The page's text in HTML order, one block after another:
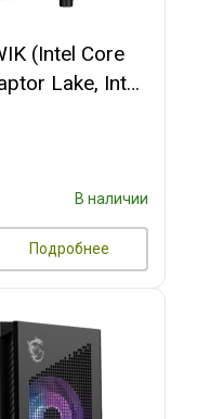
(Intel Core
Lake, Intel
ОЗУ (2
В наличии
Подробнее